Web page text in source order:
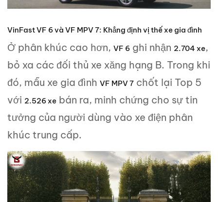
VinFast VF 6 và VF MPV 7: Khẳng định vị thế xe gia đình
Ở phân khúc cao hơn, VF 6 ghi nhận 2.704 xe,
bỏ xa các đối thủ xe xăng hạng B. Trong khi
đó, mẫu xe gia đình VF MPV 7 chốt lại Top 5
với 2.526 xe bán ra, minh chứng cho sự tin
tưởng của người dùng vào xe điện phân
khúc trung cấp.